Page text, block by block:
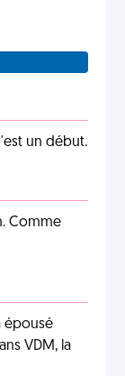
un début.
Comme
épousé
VDM, la